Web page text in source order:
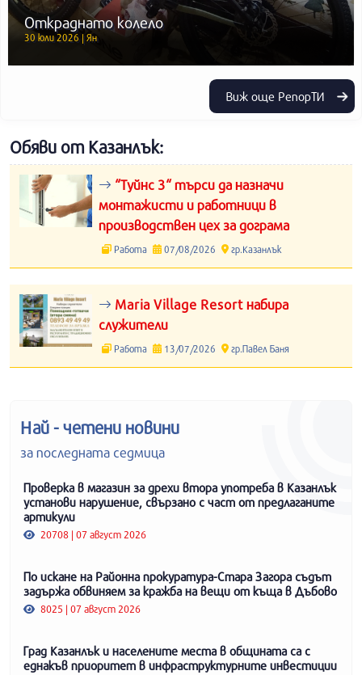
Откраднато колело
30 юли 2026 | Ян
Виж още РепорТИ
Обяви от Казанлък:
“Туйнс 3“ търси да назначи
монтажисти и работници в
производствен цех за дограма
Работа 07/08/2026 гр.Казанлък
Maria Village Resort набира
служители
Работа 13/07/2026 гр.Павел Баня
Най - четени новини
за последната седмица
Проверка в магазин за дрехи втора употреба в Казанлък
установи нарушение, свързано с част от предлаганите
артикули
20708 | 07 август 2026
По искане на Районна прокуратура-Стара Загора съдът
задържа обвиняем за кражба на вещи от къща в Дъбово
8025 | 07 август 2026
Град Казанлък и населените места в общината са с
еднакъв приоритет в инфраструктурните инвестиции